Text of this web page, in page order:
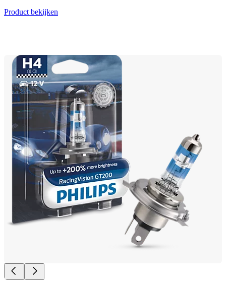
Product bekijken